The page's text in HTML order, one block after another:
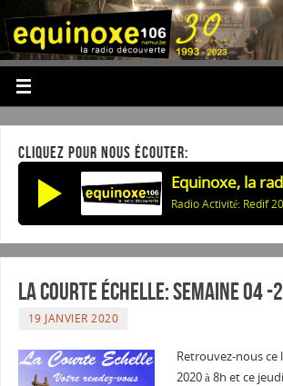
CLIQUEZ POUR NOUS ÉCOUTER:
La courte échelle: semaine 04 -
19 JANVIER 2020
Retrouvez-nous ce
2020 à 8h et ce